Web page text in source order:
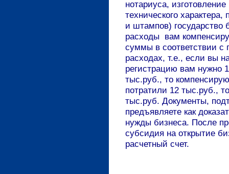
нотариуса,
технического
и штампов) государство
расходы вам
суммы в соответствии с
расходах, т.е., если вы
регистрацию вам нужно
тыс.руб., то
потратили 12 тыс.руб.,
тыс.руб. Документы,
предъявляете как
нужды бизнеса. После
субсидия на открытие
расчетный счет.